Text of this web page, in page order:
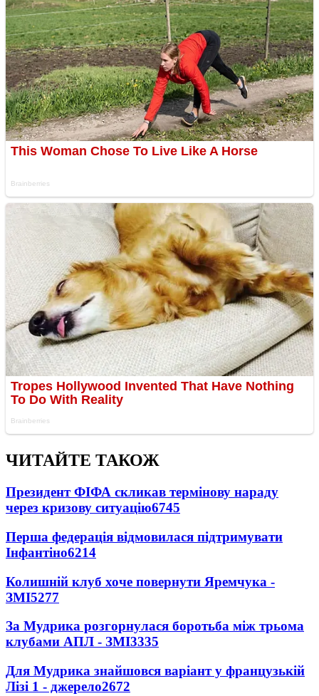
ЧИТАЙТЕ ТАКОЖ
Президент ФІФА скликав термінову нараду
через кризову ситуацію6745
Перша федерація відмовилася підтримувати
Інфантіно6214
Колишній клуб хоче повернути Яремчука -
ЗМІ5277
За Мудрика розгорнулася боротьба між трьома
клубами АПЛ - ЗМІ3335
Для Мудрика знайшовся варіант у французькій
Лізі 1 - джерело2672